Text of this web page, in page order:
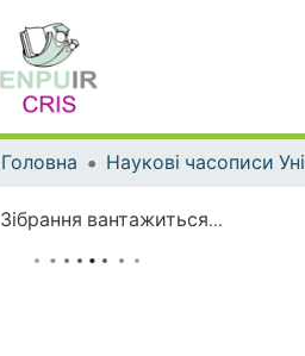
Головна
Зібрання вантажиться...